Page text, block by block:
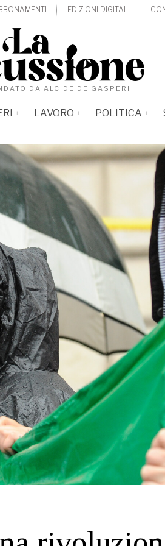
EDIZIONI DIGITALI
DA ALCIDE DE GASPERI
LAVORO POLITICA